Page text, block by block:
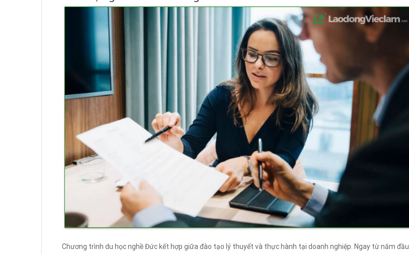
Chương trình du học nghề Đức kết hợp giữa đào tạo lý thuyết và thực hành tại doanh nghiệp. Ngay từ năm đầu